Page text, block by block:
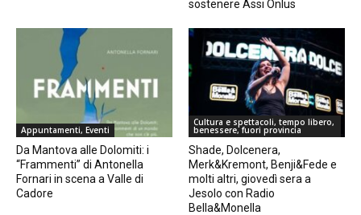
sostenere Assi Onlus
Appuntamenti, Eventi
Da Mantova alle Dolomiti: i
“Frammenti” di Antonella
Fornari in scena a Valle di
Cadore
Cultura e spettacoli, tempo libero,
benessere, fuori provincia
Shade, Dolcenera,
Merk&Kremont, Benji&Fede e
molti altri, giovedì sera a
Jesolo con Radio
Bella&Monella